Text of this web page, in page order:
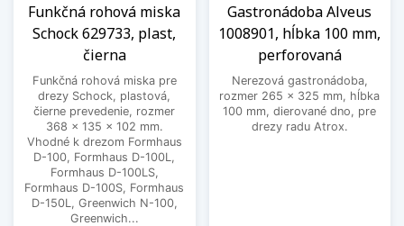
Funkčná rohová miska
Schock 629733, plast,
čierna
Funkčná rohová miska pre
drezy Schock, plastová,
čierne prevedenie, rozmer
368 x 135 x 102 mm.
Vhodné k drezom Formhaus
D-100, Formhaus D-100L,
Formhaus D-100LS,
Formhaus D-100S, Formhaus
D-150L, Greenwich N-100,
Greenwich...
Gastronádoba Alveus
1008901, hĺbka 100 mm,
perforovaná
Nerezová gastronádoba,
rozmer 265 x 325 mm, hĺbka
100 mm, dierované dno, pre
drezy radu Atrox.